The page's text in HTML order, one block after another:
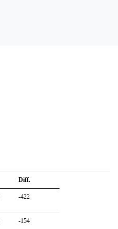
Diff.
-422
-154